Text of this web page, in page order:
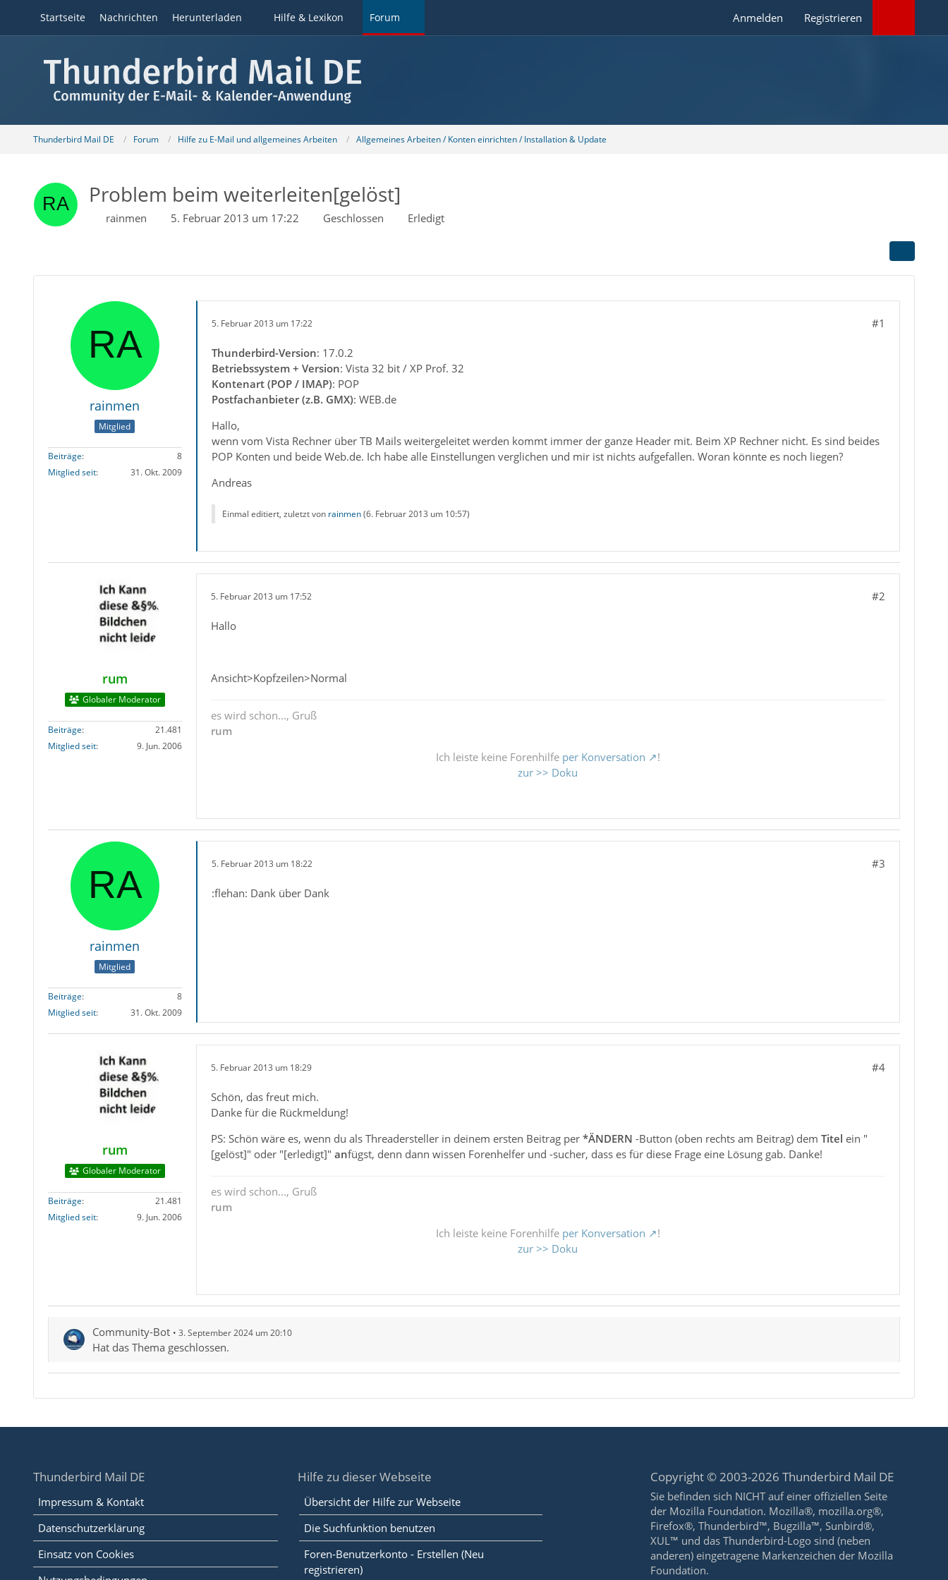
Startseite Nachrichten Herunterladen Hilfe & Lexikon Forum Anmelden Registrieren
Thunderbird Mail DE Forum Hilfe zu E-Mail und allgemeines Arbeiten Allgemeines Arbeiten / Konten einrichten / Installation & Update
Problem beim weiterleiten[gelöst]
rainmen 5. Februar 2013 um 17:22 Geschlossen Erledigt
rainmen
Mitglied
Beiträge
8
Mitglied seit
31. Okt. 2009
5. Februar 2013 um 17:22 #1
Thunderbird-Version: 17.0.2
Betriebssystem + Version: Vista 32 bit / XP Prof. 32
Kontenart (POP / IMAP): POP
Postfachanbieter (z.B. GMX): WEB.de
Hallo,
wenn vom Vista Rechner über TB Mails weitergeleitet werden kommt immer der ganze Header mit. Beim XP Rechner nicht. Es sind beides
POP Konten und beide Web.de. Ich habe alle Einstellungen verglichen und mir ist nichts aufgefallen. Woran könnte es noch liegen?
Andreas
Einmal editiert, zuletzt von rainmen(6. Februar 2013 um 10:57)
rum
Globaler Moderator
Beiträge
21.481
Mitglied seit
9. Jun. 2006
5. Februar 2013 um 17:52 #2
Hallo
Ansicht>Kopfzeilen>Normal
es wird schon..., Gruß
rum
Ich leiste keine Forenhilfe per Konversation
!
zur >> Doku
rainmen
Mitglied
Beiträge
8
Mitglied seit
31. Okt. 2009
5. Februar 2013 um 18:22 #3
:flehan: Dank über Dank
rum
Globaler Moderator
Beiträge
21.481
Mitglied seit
9. Jun. 2006
5. Februar 2013 um 18:29 #4
Schön, das freut mich.
Danke für die Rückmeldung!
PS: Schön wäre es, wenn du als Threadersteller in deinem ersten Beitrag per *ÄNDERN -Button (oben rechts am Beitrag) dem Titel ein "
[gelöst]" oder "[erledigt]" anfügst, denn dann wissen Forenhelfer und -sucher, dass es für diese Frage eine Lösung gab. Danke!
es wird schon..., Gruß
rum
Ich leiste keine Forenhilfe per Konversation
!
zur >> Doku
Community-Bot 3. September 2024 um 20:10
Hat das Thema geschlossen.
Thunderbird Mail DE
Impressum & Kontakt
Datenschutzerklärung
Einsatz von Cookies
Hilfe zu dieser Webseite
Übersicht der Hilfe zur Webseite
Die Suchfunktion benutzen
Foren-Benutzerkonto - Erstellen (Neu
registrieren)
Copyright © 2003-2026 Thunderbird Mail DE
Sie befinden sich NICHT auf einer offiziellen Seite
der Mozilla Foundation. Mozilla®, mozilla.org®,
Firefox®, Thunderbird™, Bugzilla™, Sunbird®,
XUL™ und das Thunderbird-Logo sind (neben
anderen) eingetragene Markenzeichen der Mozilla
Foundation.